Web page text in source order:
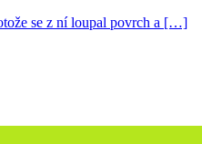
se z ní loupal povrch a […]